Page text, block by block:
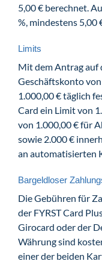
5,00 € berechnet.
%, mindestens 5,00
Limits
Mit dem Antrag auf
Geschäftskonto
1.000,00 € täglich
Card ein Limit von
von 1.000,00 € für
sowie 2.000 €
an automatisierten
Bargeldloser
Die Gebühren für
der FYRST Card
Girocard oder der
Währung sind
einer der beiden